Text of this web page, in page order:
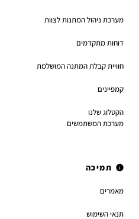
מערכת ניהול המתנות לצוות
דוחות מתקדמים
חוויית קבלת המתנה המושלמת
קמפיינים
הקטלוג שלנו
מערכת המשתמשים
תמיכה
מאמרים
תנאי השימוש